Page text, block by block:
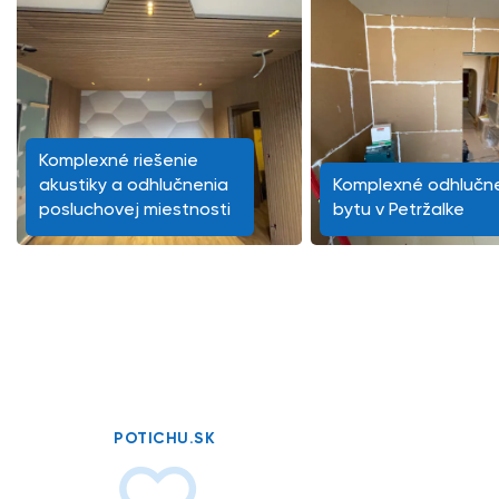
Komplexné riešenie
akustiky a odhlučnenia
posluchovej miestnosti
Komplexné
bytu v Petržalke
POTICHU.SK